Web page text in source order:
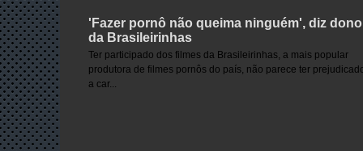
'Fazer pornô não queima ninguém', diz dono
da Brasileirinhas
Ter participado dos filmes da Brasileirinhas, a mais popular
produtora de filmes pornôs do país, não parece ter
a car...